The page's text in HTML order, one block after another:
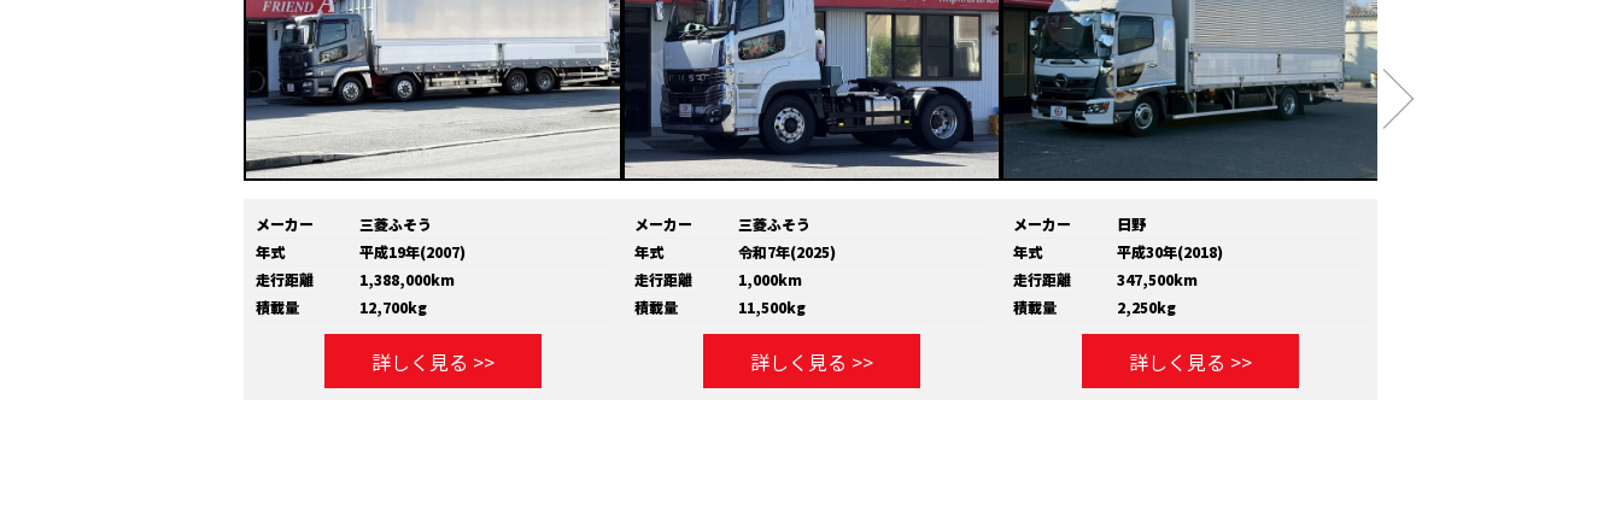
メーカー
三菱ふそう
年式
平成19年(2007)
走行距離
1,388,000km
積載量
12,700kg
詳しく見る >>
メーカー
三菱ふそう
年式
令和7年(2025)
走行距離
1,000km
積載量
11,500kg
詳しく見る >>
メーカー
日野
年式
平成30年(2018)
走行距離
347,500km
積載量
2,250kg
詳しく見る >>